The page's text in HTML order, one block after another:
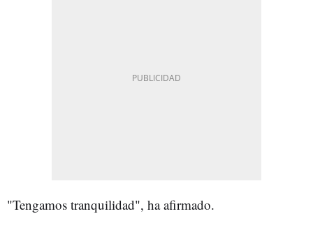
"Tengamos tranquilidad", ha afirmado.